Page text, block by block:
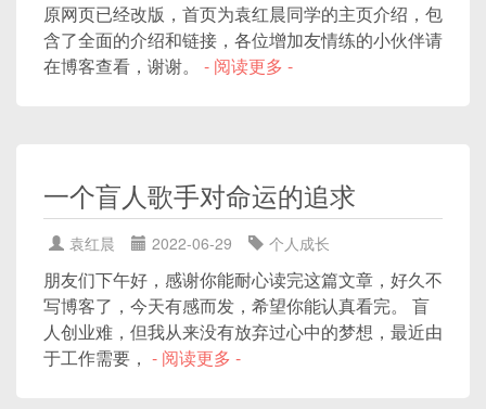
原网页已经改版，首页为袁红晨同学的主页介绍，包
含了全面的介绍和链接，各位增加友情练的小伙伴请
在博客查看，谢谢。 - 阅读更多 -
一个盲人歌手对命运的追求
袁红晨 2022-06-29 个人成长
朋友们下午好，感谢你能耐心读完这篇文章，好久不
写博客了，今天有感而发，希望你能认真看完。 盲
人创业难，但我从来没有放弃过心中的梦想，最近由
于工作需要， - 阅读更多 -